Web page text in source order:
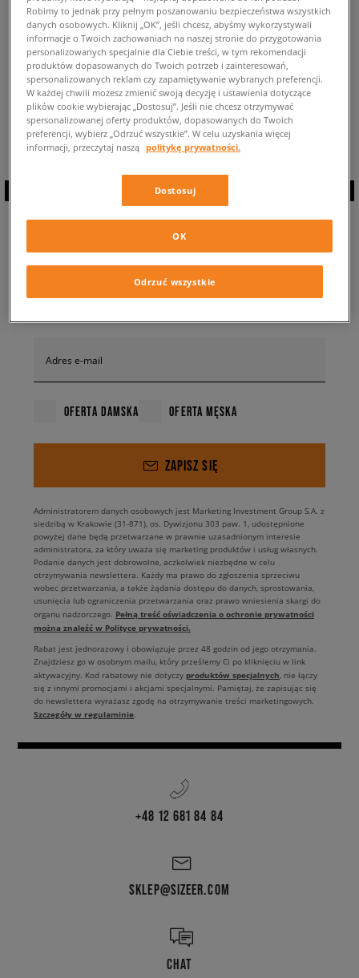
POWRÓT DO SKLEPU
Aktualnie przeglądasz: adidas Club Originals ⭐ Dostępne produkty w tej
promocji: 0 ✅
ZAPISZ SIĘ DO
NEWSLETTERA
Adres e-mail
OFERTA DAMSKA OFERTA MĘSKA
ZAPISZ SIĘ
Administratorem danych osobowych jest Marketing Investment Group S.A. z
siedzibą w Krakowie (31-871), os. Dywizjonu 303 paw. 1, udostępnione
powyżej dane będą przetwarzane w prawnie uzasadnionym interesie
administratora, za który uważa się marketing produktów i usług własnych.
Podanie danych jest dobrowolne, aczkolwiek niezbędne w celu
otrzymywania newslettera. Każdy ma prawo do zgłoszenia sprzeciwu
wobec przetwarzania, a także żądania dostępu do danych, sprostowania,
usunięcia lub ograniczenia przetwarzania oraz prawo wniesienia skargi do
organu nadzorczego. Pełną treść oświadczenia o ochronie prywatności
można znaleźć w Polityce prywatności.
Rabat jest jednorazowy i obowiązuje przez 48 godzin od jego otrzymania.
Znajdziesz go w osobnym mailu, który prześlemy Ci po kliknięciu w link
aktywacyjny. Kod rabatowy nie dotyczy produktów specjalnych, nie łączy
się z innymi promocjami i akcjami specjalnymi. Pamiętaj, że zapisując się
do newslettera wyrażasz zgodę na otrzymywanie treści marketingowych.
Szczegóły w regulaminie.
+48 12 681 84 84
SKLEP@SIZEER.COM
CHAT
Robimy to jednak przy pełnym poszanowaniu bezpieczeństwa wszystkich
danych osobowych. Kliknij „OK”, jeśli chcesz, abyśmy wykorzystywali
informacje o Twoich zachowaniach na naszej stronie do przygotowania
personalizowanych specjalnie dla Ciebie treści, w tym rekomendacji
produktów dopasowanych do Twoich potrzeb i zainteresowań,
spersonalizowanych reklam czy zapamiętywanie wybranych preferencji.
W każdej chwili możesz zmienić swoją decyzję i ustawienia dotyczące
plików cookie wybierając „Dostosuj”. Jeśli nie chcesz otrzymywać
spersonalizowanej oferty produktów, dopasowanych do Twoich
preferencji, wybierz „Odrzuć wszystkie”. W celu uzyskania więcej
informacji, przeczytaj naszą politykę prywatności.
Dostosuj
Odrzuć wszystkie
OK